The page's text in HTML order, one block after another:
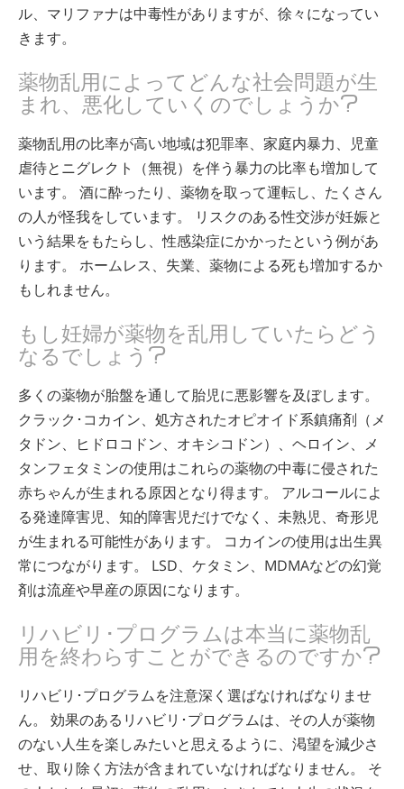
ル、マリファナは中毒性がありますが、徐々になってい
きます。
薬物乱用によってどんな社会問題が生
まれ、悪化していくのでしょうか?
薬物乱用の比率が高い地域は犯罪率、家庭内暴力、児童
虐待とニグレクト（無視）を伴う暴力の比率も増加して
います。 酒に酔ったり、薬物を取って運転し、たくさん
の人が怪我をしています。 リスクのある性交渉が妊娠と
いう結果をもたらし、性感染症にかかったという例があ
ります。 ホームレス、失業、薬物による死も増加するか
もしれません。
もし妊婦が薬物を乱用していたらどう
なるでしょう?
多くの薬物が胎盤を通して胎児に悪影響を及ぼします。
クラック･コカイン、処方されたオピオイド系鎮痛剤（メ
タドン、ヒドロコドン、オキシコドン）、ヘロイン、メ
タンフェタミンの使用はこれらの薬物の中毒に侵された
赤ちゃんが生まれる原因となり得ます。 アルコールによ
る発達障害児、知的障害児だけでなく、未熟児、奇形児
が生まれる可能性があります。 コカインの使用は出生異
常につながります。 LSD、ケタミン、MDMAなどの幻覚
剤は流産や早産の原因になります。
リハビリ･プログラムは本当に薬物乱
用を終わらすことができるのですか?
リハビリ･プログラムを注意深く選ばなければなりませ
ん。 効果のあるリハビリ･プログラムは、その人が薬物
のない人生を楽しみたいと思えるように、渇望を減少さ
せ、取り除く方法が含まれていなければなりません。 そ